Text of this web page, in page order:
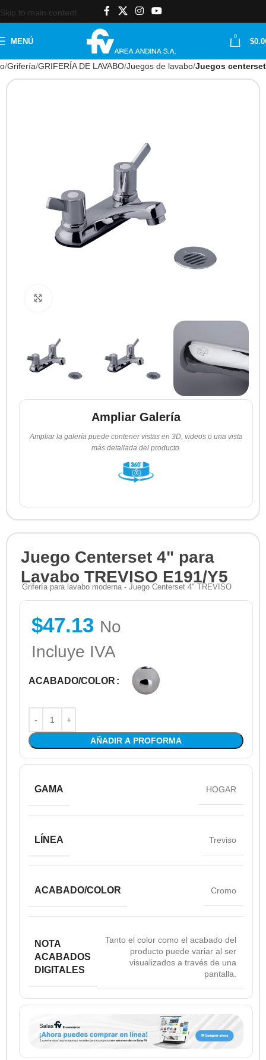
Skip to main content
MENÚ
0
$
Grifería GRIFERÍA DE LAVABO Juegos de lavabo Juegos centerset
Ampliar Galería
Ampliar la galería puede contener vistas en 3D, videos o una vista
más detallada del producto.
Juego Centerset 4" para
Lavabo TREVISO E191/Y5
Grifería para lavabo moderna - Juego Centerset 4" TREVISO
$47.13 No
Incluye IVA
ACABADO/COLOR
AÑADIR A PROFORMA
GAMA HOGAR
LÍNEA Treviso
ACABADO/COLOR Cromo
NOTA
ACABADOS
DIGITALES
Tanto el color como el acabado del
producto puede variar al ser
visualizados a través de una
pantalla.